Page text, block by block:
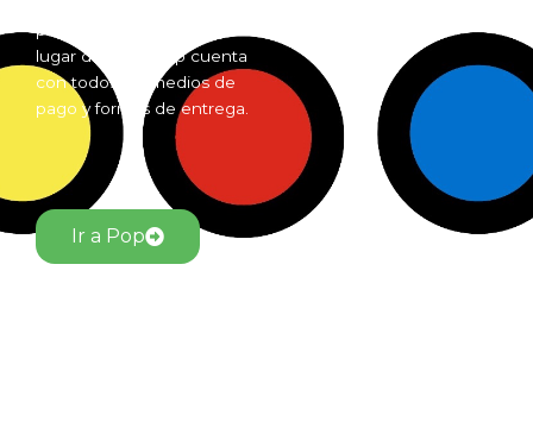
por mayor desde cualquier
lugar del país. Pop cuenta
con todos los medios de
pago y formas de entrega.
Ir a Pop